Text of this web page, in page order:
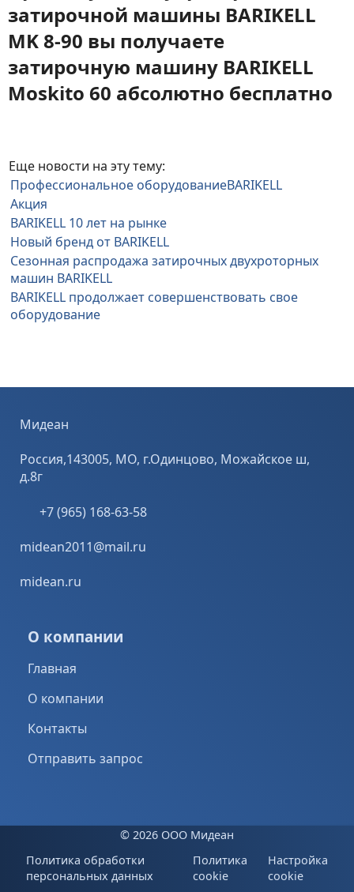
затирочной машины BARIKELL
MK 8-90 вы получаете
затирочную машину BARIKELL
Moskito 60 абсолютно бесплатно
Еще новости на эту тему:
Профессиональное оборудованиеBARIKELL
Акция
BARIKELL 10 лет на рынке
Новый бренд от BARIKELL
Сезонная распродажа затирочных двухроторных
машин BARIKELL
BARIKELL продолжает совершенствовать свое
оборудование
Мидеан
Россия,143005, МО, г.Одинцово, Можайское ш,
д.8г
+7 (965) 168-63-58
midean2011@mail.ru
midean.ru
О компании
Главная
О компании
Контакты
Отправить запрос
© 2026 ООО Мидеан
Политика обработки
персональных данных
Политика
cookie
Настройка
cookie